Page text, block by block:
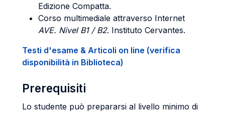
Edizione Compatta.
Corso multimediale attraverso Internet
AVE. Nivel B1 / B2. Instituto Cervantes.
Testi d'esame & Articoli on line (verifica
disponibilità in Biblioteca)
Prerequisiti
Lo studente può prepararsi al livello minimo di